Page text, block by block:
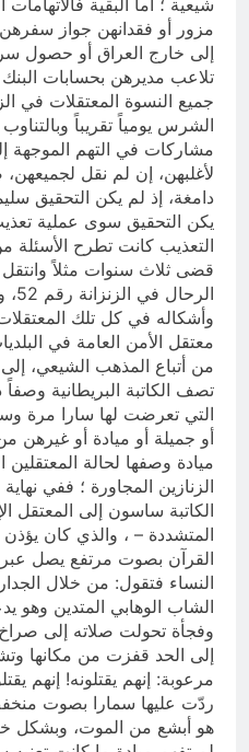
شيعية ؛ أما البقية فالاتهامات
مزور أو فقدانهن جواز سفرهن
إلى خارج العراق أو حصول سرقة
تلاعب مديرهن بحسابات البنك
الشرس يومياً تقريباً وبالتناوب
مشاركات في التهم الموجهة
لأغلبهن، إن لم نقل لجميعهن،
دامغة، إذ لم يكن التحقيق سليماً
يكن التحقيق سوى عملية تعذيب
التعذيب كانت تطرح الأسئلة
قضى ثلاث سنوات مثلاً وانتقل
الرحال
وأشكاله في كل تلك
معتقل الأمن العامة في
من أتباع المذهب الشيعي، إلى
تصف الكاتبة البريطانية وصفاً
التي تعرضت لها سارا مرة
أو جميلة أو ميادة أو غيرهن من
ميادة وصفها لحالة المعتقلين
الزنازين المجاورة ؛ ففي نهاية
الكاتبة ساسون إلى المعتقل
المتشددة – ، والذي كان يؤذن في
القرآن بصوت مرتفع يصل عبر
النساء فتقول: من خلال
الشاب الوهابي المتدين وهو
وفجأة تحولت صلاته إلى صراخ …
إلى الحد قفزت من مكانها
مرعوبة: إنهم يقتلونه! إنهم
ردّت عليها سمارا بصوت منخفض
هو أبشع من الموت، وبشكل